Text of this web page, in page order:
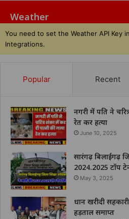
Weather
You need to set the Weather API Key
Integrations.
Popular Recent
नगरी में पति ने
रेत कर हत्या
June 10, 2025
सारंगढ़ बिलाईगढ़
2024.2025 टॉप
May 3, 2025
धान खरीदी
हड़ताल समाप्त